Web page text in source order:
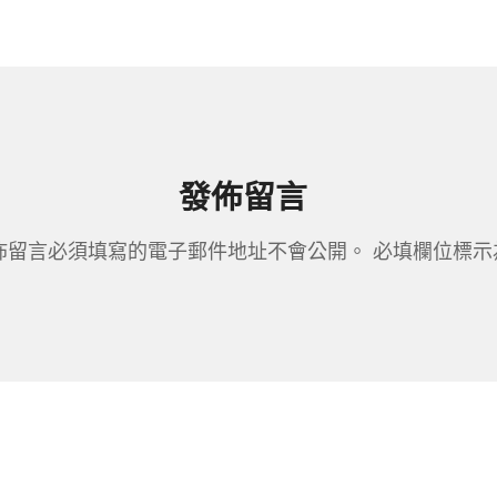
發佈留言
留言必須填寫的電子郵件地址不會公開。 必填欄位標